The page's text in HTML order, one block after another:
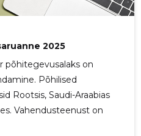
2025
põhitegevusalaks on
Põhilised
Rootsis, Saudi-Araabias
Vahendusteenust on